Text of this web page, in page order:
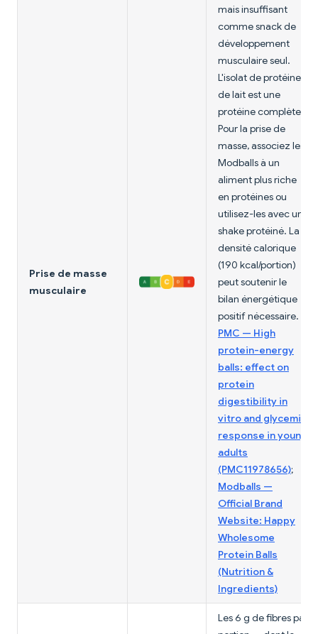
Prise de masse
musculaire
mais insuffisant
comme snack de
développement
musculaire seul.
L'isolat de protéines
de lait est une
protéine complète.
Pour la prise de
masse, associez les
Modballs à un
aliment plus riche
en protéines ou
utilisez-les avec un
shake protéiné. La
densité calorique
(190 kcal/portion)
peut soutenir le
bilan énergétique
positif nécessaire.
PMC — High
protein-energy
balls: effect on
protein
digestibility in
vitro and glycemic
response in young
adults
(PMC11978656);
Modballs —
Official Brand
Website: Happy
Wholesome
Protein Balls
(Nutrition &
Ingredients)
Les 6 g de fibres par